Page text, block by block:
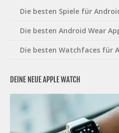
Die besten Spiele für
Die besten Android Wear
Die besten Watchfaces für
DEINE NEUE APPLE WATCH